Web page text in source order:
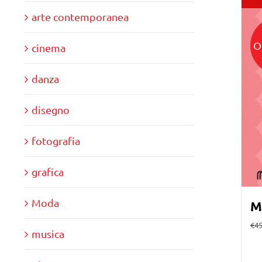
€
arte contemporanea
cinema
danza
disegno
fotografia
grafica
Moda
musica